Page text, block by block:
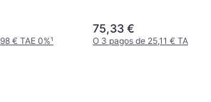
€ TAE 0%¹
75,33 €
O 3 pagos de 25,11 € TAE 0%